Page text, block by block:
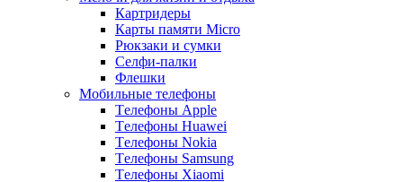
Картридеры
Карты памяти Micro
Рюкзаки и сумки
Селфи-палки
Флешки
Мобильные телефоны
Tелефоны Apple
Tелефоны Huawei
Tелефоны Nokia
Tелефоны Samsung
Tелефоны Xiaomi